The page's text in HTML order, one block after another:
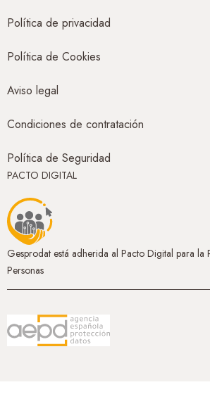
Política de privacidad
Política de Cookies
Aviso legal
Condiciones de contratación
Política de Seguridad
PACTO DIGITAL
Gesprodat está adherida al Pacto Digital para la
Personas